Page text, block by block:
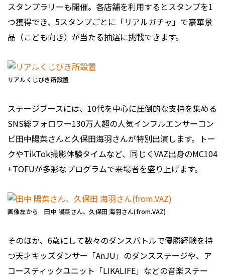
スタンプラリーも開催。各店舗を利用するとスタンプを1
つ獲得でき、5スタンプごとに「リアルガチャ」で豪華景
品（こども向き）が当たる抽選に挑戦できます。
リアルくじびき所設置
ステージブースには、10代を中心に圧倒的な支持を集める
SNS総フォロワー130万人超の人気インフルエンサーコン
ビ田中陽菜さんと久保田海羽さんが特別出演します。トー
クやTikTok撮影体験タイムなど、同じくVAZ出身のMC104
+TOFUが多彩なプログラムで来場者を盛り上げます。
画像左から 田中 陽菜さん、久保田 海羽さん(from.VAZ)
そのほか、6歳にして数々のダンスバトルで優勝経験を持
つ天才キッズダンサー「AnJU」のダンスステージや、ア
コースティックユニット「LIKALIFE」などの音楽ステー